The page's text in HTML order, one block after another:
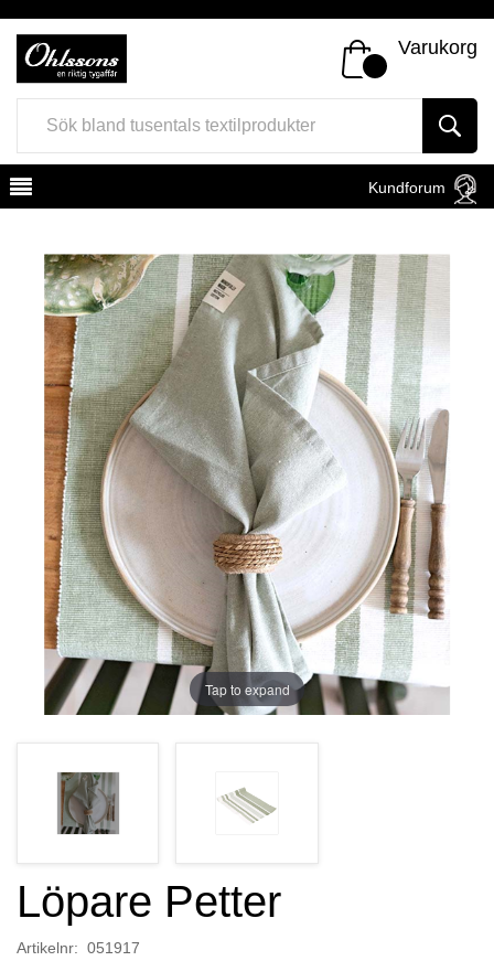
Varukorg
Kundforum
Register Sign In
Tap to expand
Löpare Petter
Artikelnr: 051917